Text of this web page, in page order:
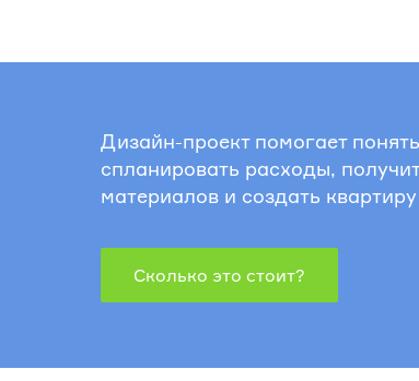
Дизайн-проект помогает
спланировать расходы,
материалов и создать
Сколько это стоит?